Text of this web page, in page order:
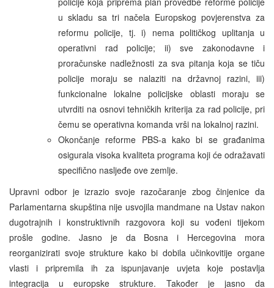
u skladu sa tri načela Europskog povjerenstva za
reformu policije, tj. i) nema političkog uplitanja u
operativni rad policije; ii) sve zakonodavne i
proračunske nadležnosti za sva pitanja koja se tiču
policije moraju se nalaziti na državnoj razini, iii)
funkcionalne lokalne policijske oblasti moraju se
utvrditi na osnovi tehničkih kriterija za rad policije, pri
čemu se operativna komanda vrši na lokalnoj razini.
Okončanje reforme PBS-a kako bi se građanima
osigurala visoka kvaliteta programa koji će odražavati
specifično nasljeđe ove zemlje.
Upravni odbor je izrazio svoje razočaranje zbog činjenice da
Parlamentarna skupština nije usvojila mandmane na Ustav nakon
dugotrajnih i konstruktivnih razgovora koji su vođeni tijekom
prošle godine. Jasno je da Bosna i Hercegovina mora
reorganizirati svoje strukture kako bi dobila učinkovitije organe
vlasti i pripremila ih za ispunjavanje uvjeta koje postavlja
integracija u europske strukture. Također je jasno da